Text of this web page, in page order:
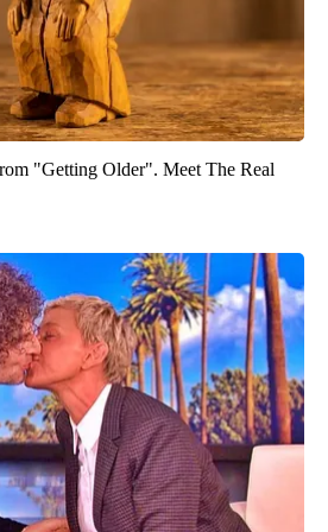
"Getting Older". Meet The Real